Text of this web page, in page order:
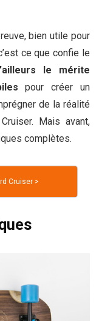
bien utile pour
ce que confie le
le mérite
pour créer un
de la réalité
Mais avant,
complètes.
Cruiser >